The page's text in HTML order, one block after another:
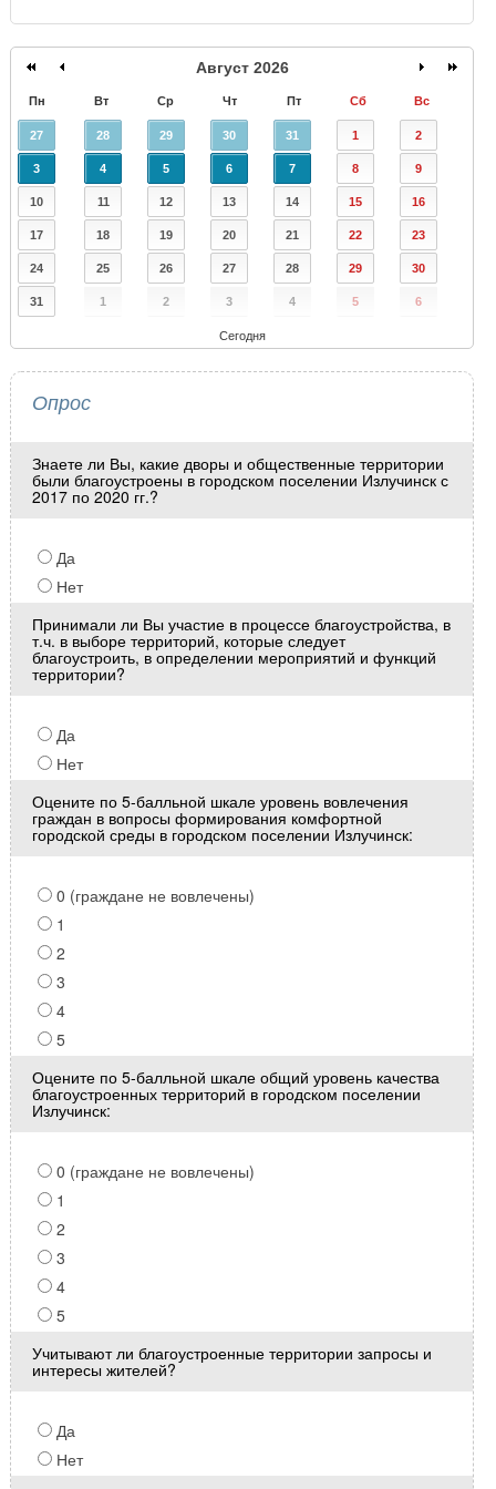
Август 2026
Пн Вт Ср Чт Пт Сб Вс
27 28 29 30 31 1 2
3 4 5 6 7 8 9
10 11 12 13 14 15 16
17 18 19 20 21 22 23
24 25 26 27 28 29 30
31 1 2 3 4 5 6
Сегодня
Опрос
Знаете ли Вы, какие дворы и общественные территории
были благоустроены в городском поселении Излучинск с
2017 по 2020 гг.?
Да
Нет
Принимали ли Вы участие в процессе благоустройства, в
т.ч. в выборе территорий, которые следует
благоустроить, в определении мероприятий и функций
территории?
Да
Нет
Оцените по 5-балльной шкале уровень вовлечения
граждан в вопросы формирования комфортной
городской среды в городском поселении Излучинск:
0 (граждане не вовлечены)
1
2
3
4
5
Оцените по 5-балльной шкале общий уровень качества
благоустроенных территорий в городском поселении
Излучинск:
0 (граждане не вовлечены)
1
2
3
4
5
Учитывают ли благоустроенные территории запросы и
интересы жителей?
Да
Нет